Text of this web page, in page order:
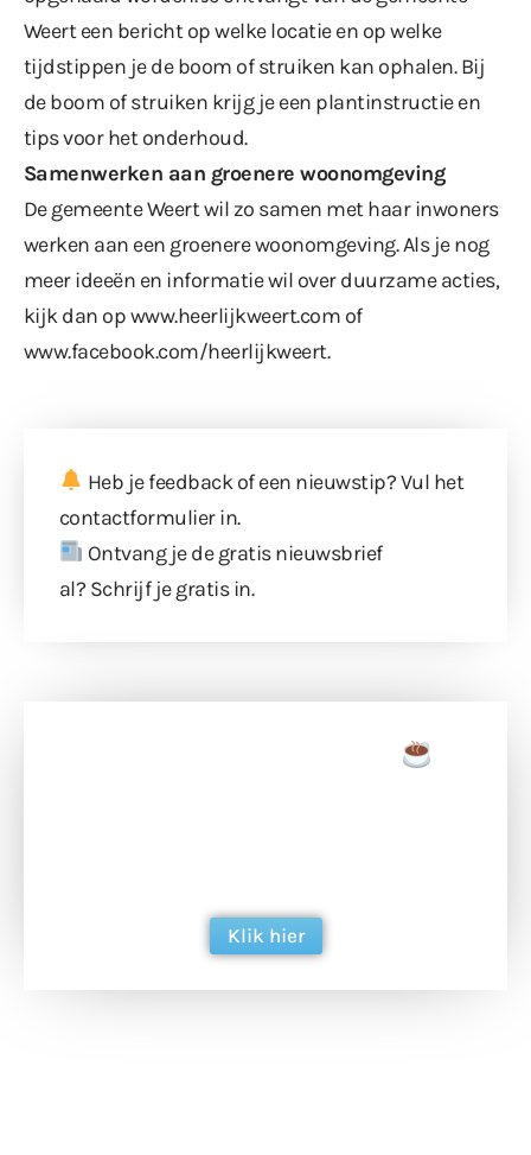
Weert een bericht op welke locatie en op welke
tijdstippen je de boom of struiken kan ophalen. Bij
de boom of struiken krijg je een plantinstructie en
tips voor het onderhoud.
Samenwerken aan groenere woonomgeving
De gemeente Weert wil zo samen met haar inwoners
werken aan een groenere woonomgeving. Als je nog
meer ideeën en informatie wil over duurzame acties,
kijk dan opwww.heerlijkweert.com of
www.facebook.com/heerlijkweert.
Heb je feedback of een nieuwstip? Vul het
contactformulierin.
Ontvang je de gratis nieuwsbrief
al? Schrijf je gratis in.
Klik hier